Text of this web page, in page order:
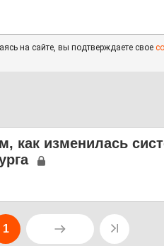
на сайте, вы подтверждаете свое
как изменилась
1